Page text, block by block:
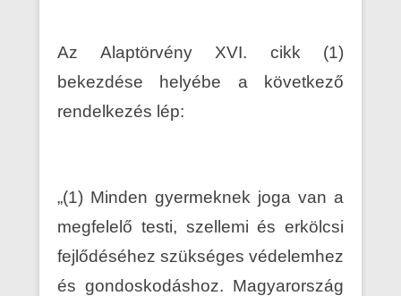
Az Alaptörvény XVI. cikk (1)
bekezdése helyébe a következő
rendelkezés lép:
„(1) Minden gyermeknek joga van a
megfelelő testi, szellemi és erkölcsi
fejlődéséhez szükséges védelemhez
és gondoskodáshoz. Magyarország